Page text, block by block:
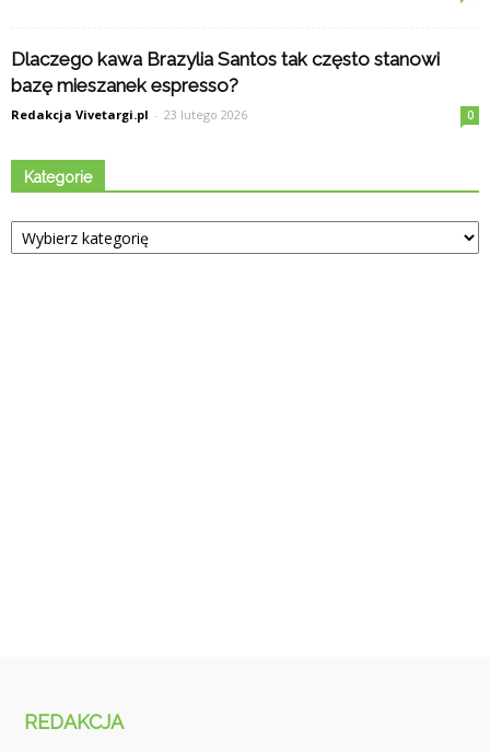
Dlaczego kawa Brazylia Santos tak często stanowi
bazę mieszanek espresso?
Redakcja Vivetargi.pl - 23 lutego 2026 0
Kategorie
Kategorie
REDAKCJA